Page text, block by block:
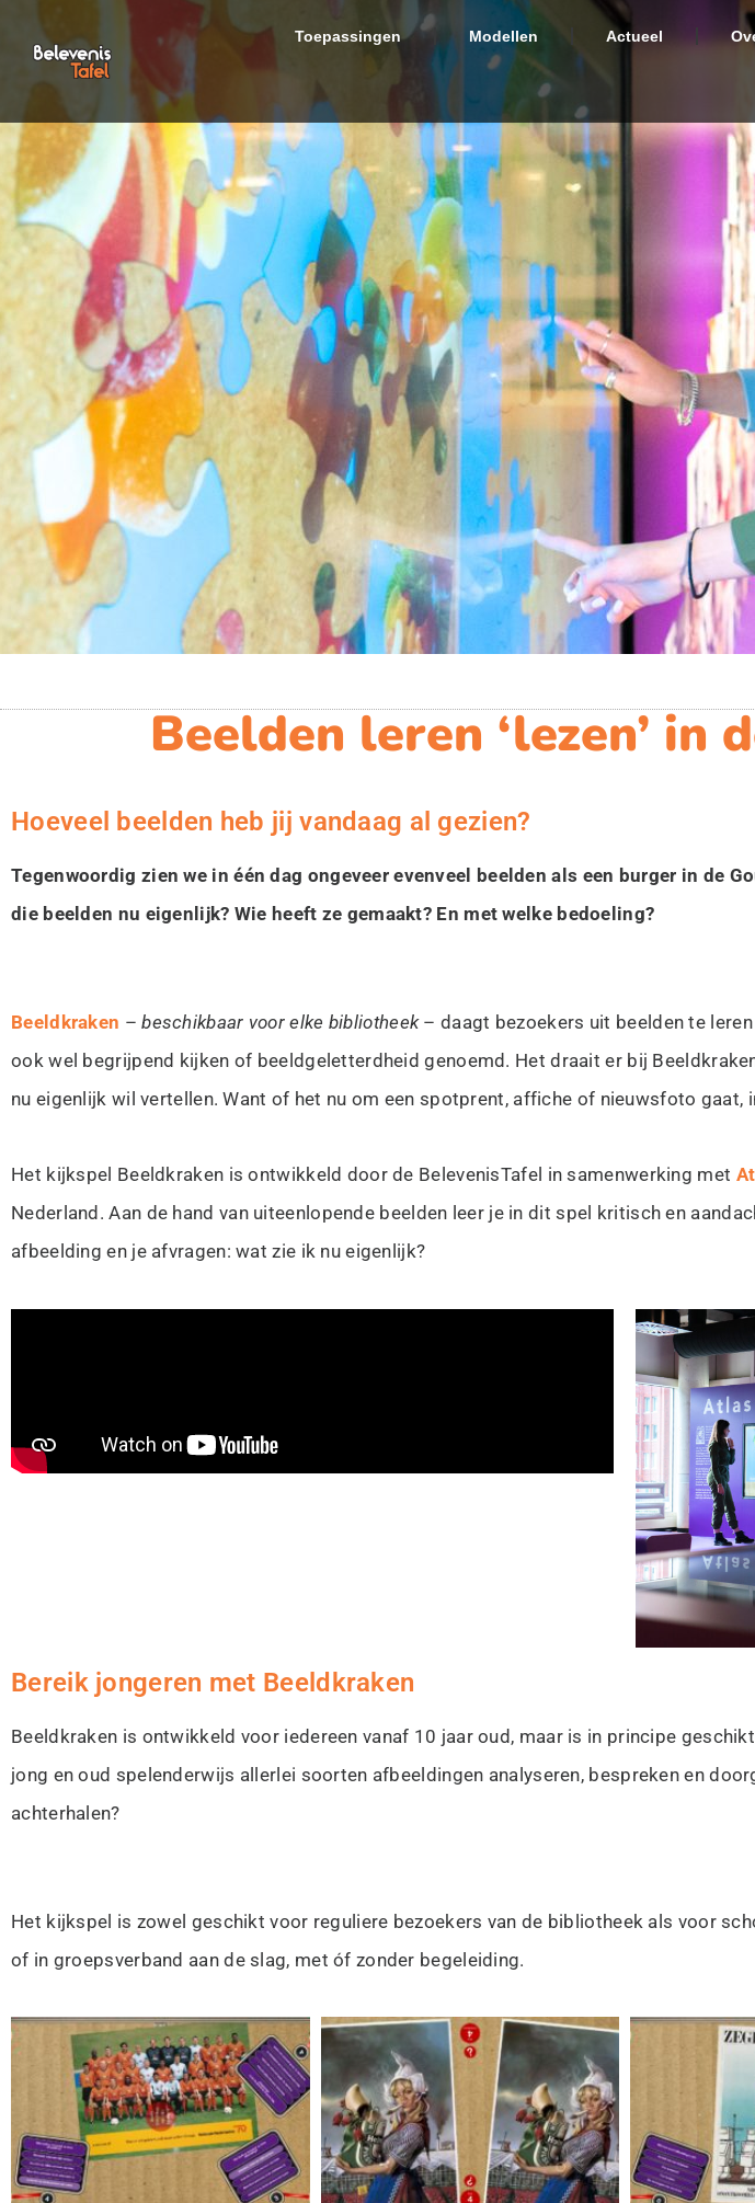
Toepassingen Modellen Actueel
Beelden leren ‘lezen’ in
Hoeveel beelden heb jij vandaag al gezien?
Tegenwoordig zien we in één dag ongeveer evenveel beelden als een burger in de
die beelden nu eigenlijk? Wie heeft ze gemaakt? En met welke bedoeling?
Beeldkraken –beschikbaar voor elke bibliotheek– daagt bezoekers uit beelden te leren
ook wel begrijpend kijken of beeldgeletterdheid genoemd. Het draait er bij
nu eigenlijk wil vertellen. Want of het nu om een spotprent, affiche of nieuwsfoto gaat,
Het kijkspel Beeldkraken is ontwikkeld door de BelevenisTafel in samenwerking met
Nederland.Aan de hand van uiteenlopende beelden leer je in dit spel kritisch en
afbeelding en je afvragen: wat zie ik nu eigenlijk?
Bereik jongeren met Beeldkraken
Beeldkraken is ontwikkeld voor iedereen vanaf 10 jaar oud, maar is in principe
jong en oud spelenderwijs allerlei soorten afbeeldingen analyseren, bespreken en
achterhalen?
Het kijkspel is zowel geschikt voor reguliere bezoekers van de bibliotheek als voor
of in groepsverband aan de slag, met óf zonder begeleiding.